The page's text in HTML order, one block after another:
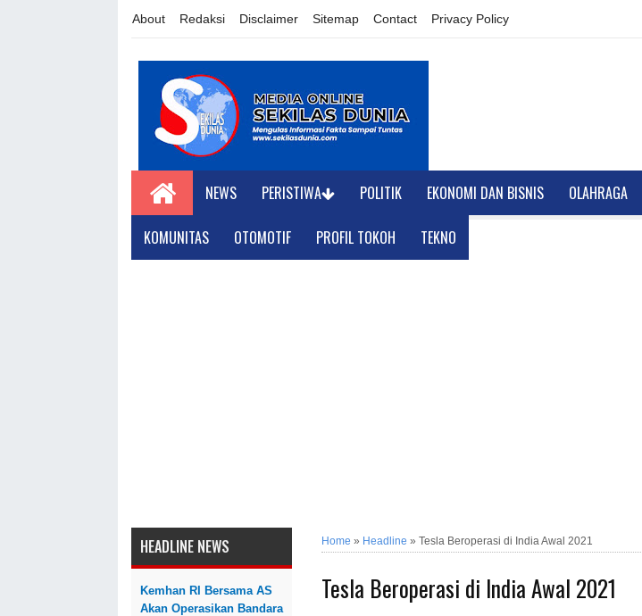
About Redaksi Disclaimer Sitemap Contact Privacy Policy
NEWS PERISTIWA POLITIK EKONOMI DAN BISNIS OLAHRAGA
KOMUNITAS OTOMOTIF PROFIL TOKOH TEKNO
HEADLINE NEWS
Kemhan RI Bersama AS
Akan Operasikan Bandara
Home » Headline » Tesla Beroperasi di India Awal 2021
Tesla Beroperasi di India Awal 2021